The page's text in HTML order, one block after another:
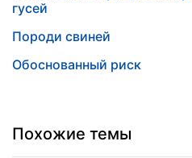
гусей
Породи свиней
Обоснованный риск
Похожие темы